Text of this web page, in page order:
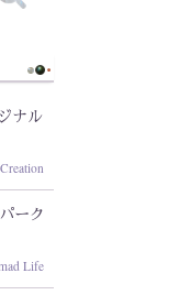
ナル
ーク
Life